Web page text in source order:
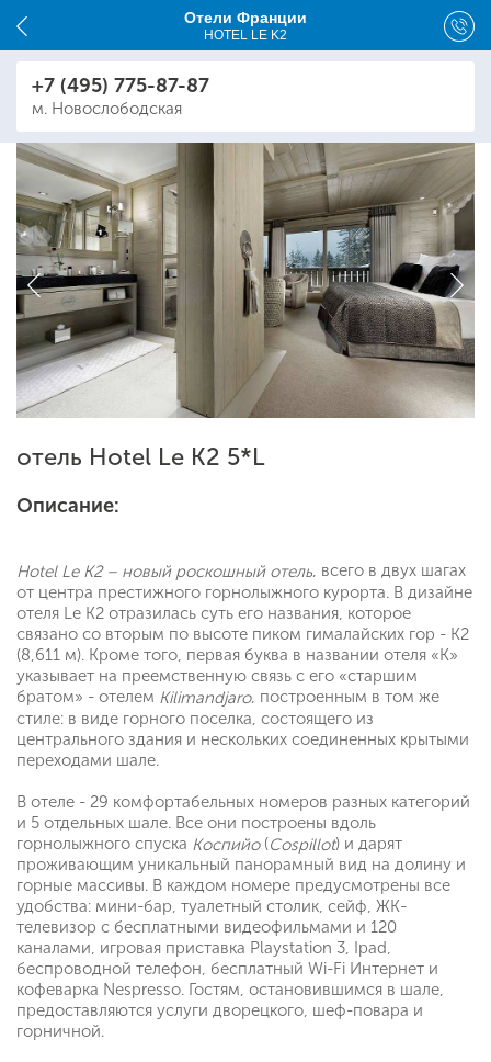
Отели Франции
HOTEL LE K2
+7 (495) 775-87-87
м. Новослободская
отель Hotel Le K2 5*L
Описание:
Hotel Le K2 – новый роскошный отель, всего в двух шагах
от центра престижного горнолыжного курорта. В дизайне
отеля Le K2 отразилась суть его названия, которое
связано со вторым по высоте пиком гималайских гор - K2
(8,611 м). Кроме того, первая буква в названии отеля «К»
указывает на преемственную связь с его «старшим
братом» - отелем Kilimandjaro, построенным в том же
стиле: в виде горного поселка, состоящего из
центрального здания и нескольких соединенных крытыми
переходами шале.
В отеле - 29 комфортабельных номеров разных категорий
и 5 отдельных шале. Все они построены вдоль
горнолыжного спуска Коспийо(Cospillot) и дарят
проживающим уникальный панорамный вид на долину и
горные массивы. В каждом номере предусмотрены все
удобства: мини-бар, туалетный столик, сейф, ЖК-
телевизор с бесплатными видеофильмами и 120
каналами, игровая приставка Playstation 3, Ipad,
беспроводной телефон, бесплатный Wi-Fi Интернет и
кофеварка Nespresso. Гостям, остановившимся в шале,
предоставляются услуги дворецкого, шеф-повара и
горничной.